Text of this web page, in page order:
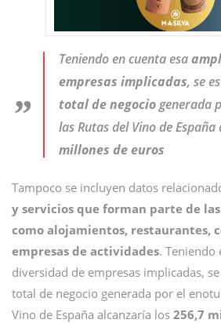
Teniendo en cuenta esa
empresas implicadas, se
total de negociogenerada
las Rutas del Vino de
millones de euros
Tampoco se incluyen datos
y servicios que forman parte de
como alojamientos, restaurantes,
empresas de actividades. Teniendo
diversidad de empresas implicadas,
total de negocio generada por el
Vino de España alcanzaría los 256,7